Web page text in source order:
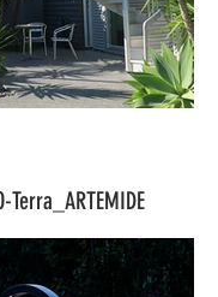
Terra_ARTEMIDE